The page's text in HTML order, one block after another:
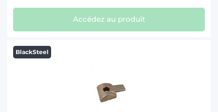
Accédez au produit
BlackSteel